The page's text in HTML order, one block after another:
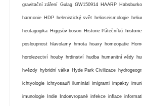
gravitační záření Gulag GW150914 HAARP
harmonie HDP helenistický svět helioseismologie
heutagogika Higgsův boson Historie Pátečníků
posloupnost hlavolamy hmota hoaxy homeopatie
horolezectví houby hrdinství hudba humanitní vědy
hvězdy hybridní válka Hyde Park Civilizace
ichtyologie ichtyosauři ilumináti imigranti impakty
imunologie Indie Indoevropané infekce inflace